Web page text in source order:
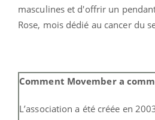
masculines et d'offrir un
Rose, mois dédié au cancer du
Comment Movember a
L’association a été créée en